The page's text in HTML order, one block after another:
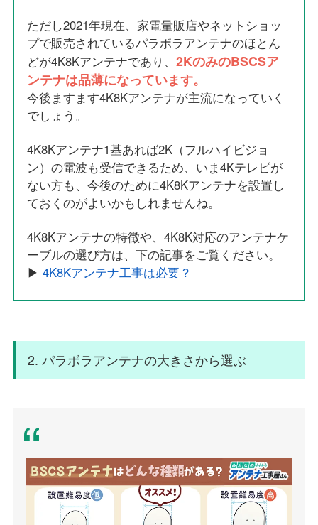
ただし2021年現在、家電量販店やネットショッ
プで販売されているパラボラアンテナのほとん
どが4K8Kアンテナであり、2KのみのBSCSア
ンテナは品薄になっています。
今後ますます4K8Kアンテナが主流になっていく
でしょう。
4K8Kアンテナ1基あれば2K（フルハイビジョ
ン）の電波も受信できるため、いま4Kテレビが
ない方も、今後のために4K8Kアンテナを設置し
ておくのがよいかもしれませんね。
4K8Kアンテナの特徴や、4K8K対応のアンテナケ
ーブルの選び方は、下の記事をご覧ください。
▶ 4K8Kアンテナ工事は必要？
2. パラボラアンテナの大きさから選ぶ